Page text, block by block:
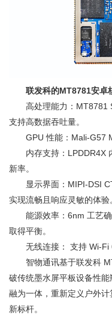
联发科的MT8781安卓
高处理能力：MT8781
支持高数据吞吐量。
GPU 性能：Mali-G57
内存支持：LPDDR4X
新率。
显示界面：MIPI-DSI
实现流畅且响应灵敏的体验
能源效率：6nm 工艺确
取得平衡。
无线连接： 支持 Wi-Fi
智物通讯基于联发科
破传统墨水屏平板设备性
融为一体，重新定义户外
新标杆。